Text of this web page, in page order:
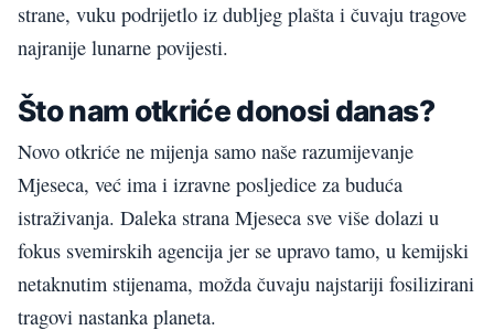
strane, vuku podrijetlo iz dubljeg plašta i čuvaju tragove
najranije lunarne povijesti.
Što nam otkriće donosi danas?
Novo otkriće ne mijenja samo naše razumijevanje
Mjeseca, već ima i izravne posljedice za buduća
istraživanja. Daleka strana Mjeseca sve više dolazi u
fokus svemirskih agencija jer se upravo tamo, u kemijski
netaknutim stijenama, možda čuvaju najstariji fosilizirani
tragovi nastanka planeta.